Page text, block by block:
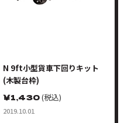
N 9ft小型貨車下回りキット
(木製台枠)
￥1,430(税込)
2019.10.01